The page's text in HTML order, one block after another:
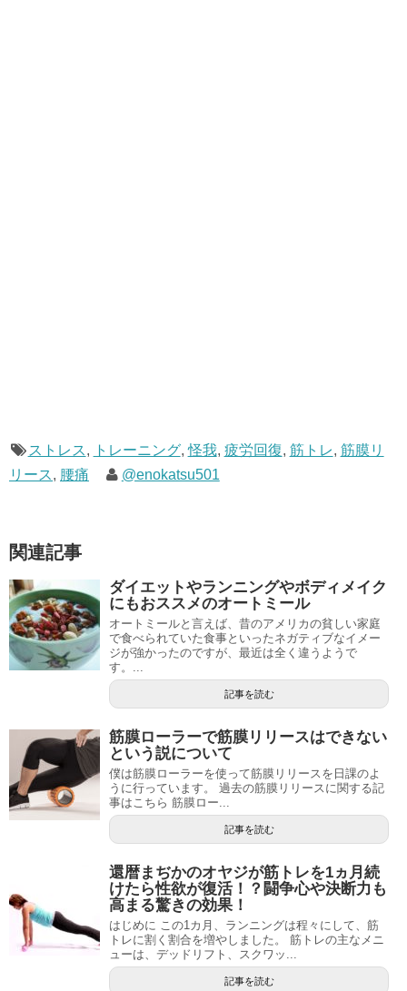
ストレス, トレーニング,怪我, 疲労回復, 筋トレ, 筋膜リ
リース, 腰痛 @enokatsu501
関連記事
ダイエットやランニングやボディメイク
にもおススメのオートミール
オートミールと言えば、昔のアメリカの貧しい家庭
で食べられていた食事といったネガティブなイメー
ジが強かったのですが、最近は全く違うようで
す。...
記事を読む
筋膜ローラーで筋膜リリースはできない
という説について
僕は筋膜ローラーを使って筋膜リリースを日課のよ
うに行っています。 過去の筋膜リリースに関する記
事はこちら 筋膜ロー...
記事を読む
還暦まぢかのオヤジが筋トレを1ヵ月続
けたら性欲が復活！？闘争心や決断力も
高まる驚きの効果！
はじめに この1カ月、ランニングは程々にして、筋
トレに割く割合を増やしました。 筋トレの主なメニ
ューは、デッドリフト、スクワッ...
記事を読む